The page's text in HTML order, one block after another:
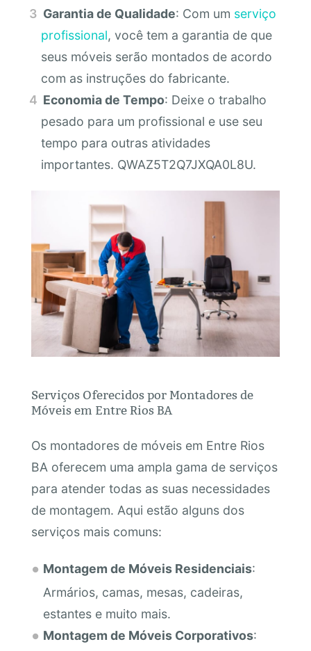
Garantia de Qualidade: Com um serviço
profissional, você tem a garantia de que
seus móveis serão montados de acordo
com as instruções do fabricante.
Economia de Tempo: Deixe o trabalho
pesado para um profissional e use seu
tempo para outras atividades
importantes. QWAZ5T2Q7JXQA0L8U.
Serviços Oferecidos por Montadores de
Móveis em Entre Rios BA
Os montadores de móveis em Entre Rios
BA oferecem uma ampla gama de serviços
para atender todas as suas necessidades
de montagem. Aqui estão alguns dos
serviços mais comuns:
Montagem de Móveis Residenciais:
Armários, camas, mesas, cadeiras,
estantes e muito mais.
Montagem de Móveis Corporativos: